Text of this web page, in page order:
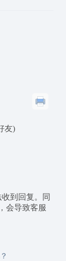
友)
到回复。同
会导致客服